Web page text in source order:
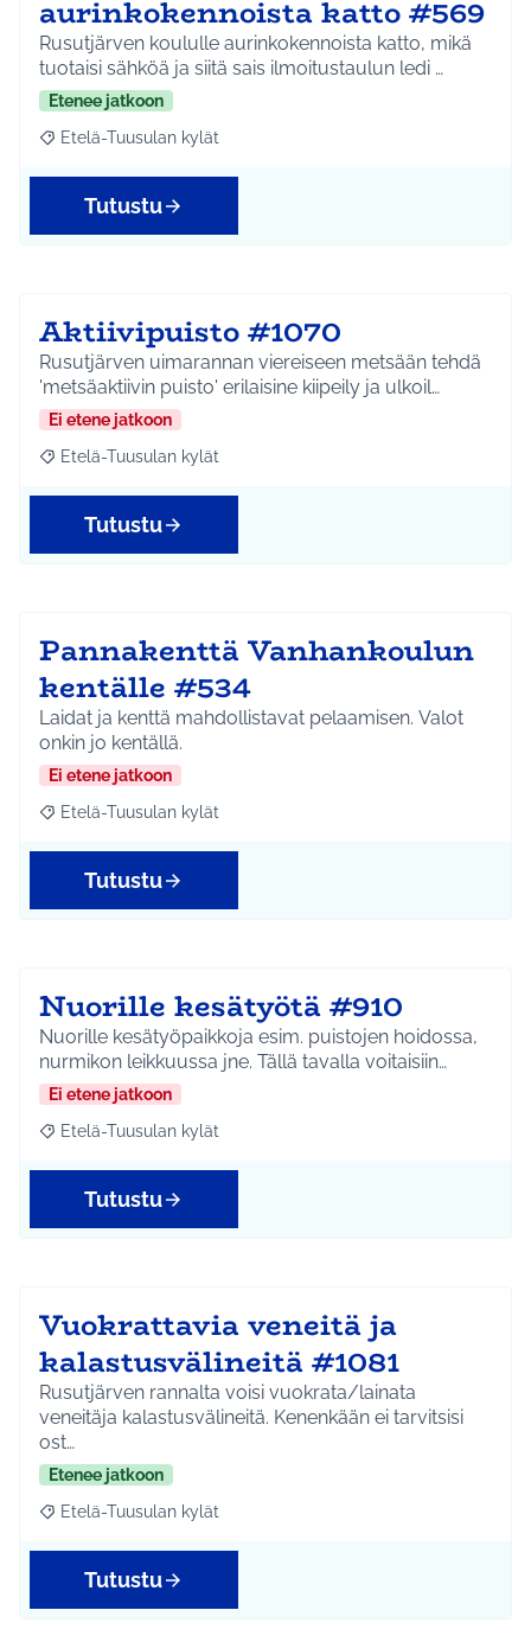
aurinkokennoista katto #569
Rusutjärven koululle aurinkokennoista katto, mikä
tuotaisi sähköä ja siitä sais ilmoitustaulun ledi …
Etenee jatkoon
Rajaa tulokset aihepiirin mukaan: Etelä-Tuusulan kylät
Etelä-Tuusulan kylät
Tutustu
Aktiivipuisto #1070
Rusutjärven uimarannan viereiseen metsään tehdä
'metsäaktiivin puisto' erilaisine kiipeily ja ulkoil…
Ei etene jatkoon
Rajaa tulokset aihepiirin mukaan: Etelä-Tuusulan kylät
Etelä-Tuusulan kylät
Tutustu
Pannakenttä Vanhankoulun
kentälle #534
Laidat ja kenttä mahdollistavat pelaamisen. Valot
onkin jo kentällä.
Ei etene jatkoon
Rajaa tulokset aihepiirin mukaan: Etelä-Tuusulan kylät
Etelä-Tuusulan kylät
Tutustu
Nuorille kesätyötä #910
Nuorille kesätyöpaikkoja esim. puistojen hoidossa,
nurmikon leikkuussa jne. Tällä tavalla voitaisiin…
Ei etene jatkoon
Rajaa tulokset aihepiirin mukaan: Etelä-Tuusulan kylät
Etelä-Tuusulan kylät
Tutustu
Vuokrattavia veneitä ja
kalastusvälineitä #1081
Rusutjärven rannalta voisi vuokrata/lainata
veneitäja kalastusvälineitä. Kenenkään ei tarvitsisi
ost…
Etenee jatkoon
Rajaa tulokset aihepiirin mukaan: Etelä-Tuusulan kylät
Etelä-Tuusulan kylät
Tutustu